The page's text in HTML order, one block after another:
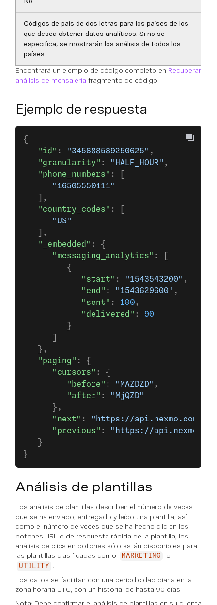
Códigos de país de dos letras para los países de los
que desea obtener datos analíticos. Si no se
especifica, se mostrarán los análisis de todos los
países.
Encontrará un ejemplo de código completo en Recuperar
análisis de mensajería fragmento de código.
Ejemplo de respuesta
{
   "id"
: "345688589250625" ,
   "granularity"
: "HALF_HOUR" ,
   "phone_numbers"
: [
      "16505550111"
   ],
   "country_codes"
: [
      "US"
   ],
   "_embedded"
: {
      "messaging_analytics"
: [
         {
            "start"
: "1543543200" ,
            "end"
: "1543629600" ,
            "sent"
: 100,
            "delivered"
: 90
         }
   },
   "paging"
: {
      "cursors"
: {
         "before"
: "MAZDZD" ,
         "after"
:
"MjQZD"
      },
      "next"
:
"https://api.nexmo.com/v2/
      "previous"
:
"https://api.nexmo.com/
   }
}
Análisis de plantillas
Los análisis de plantillas describen el número de veces
que se ha enviado, entregado y leído una plantilla, así
como el número de veces que se ha hecho clic en los
botones URL o de respuesta rápida de la plantilla; los
análisis de clics en botones sólo están disponibles para
las plantillas clasificadas como
MARKETING o
UTILITY
.
Los datos se facilitan con una periodicidad diaria en la
zona horaria UTC, con un historial de hasta 90 días.
Nota: Debe confirmar el análisis de plantillas en su cuenta